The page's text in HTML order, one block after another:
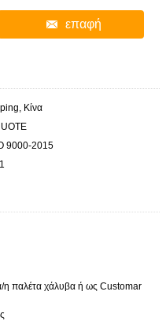
επαφή
Κίνα
9000-2015
η παλέτα χάλυβα ή ως Customar